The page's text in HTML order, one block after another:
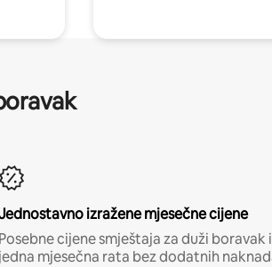
izražene mjesečne cijene
Posebne cijene smještaja za duži boravak i
jedna mjesečna rata bez dodatnih